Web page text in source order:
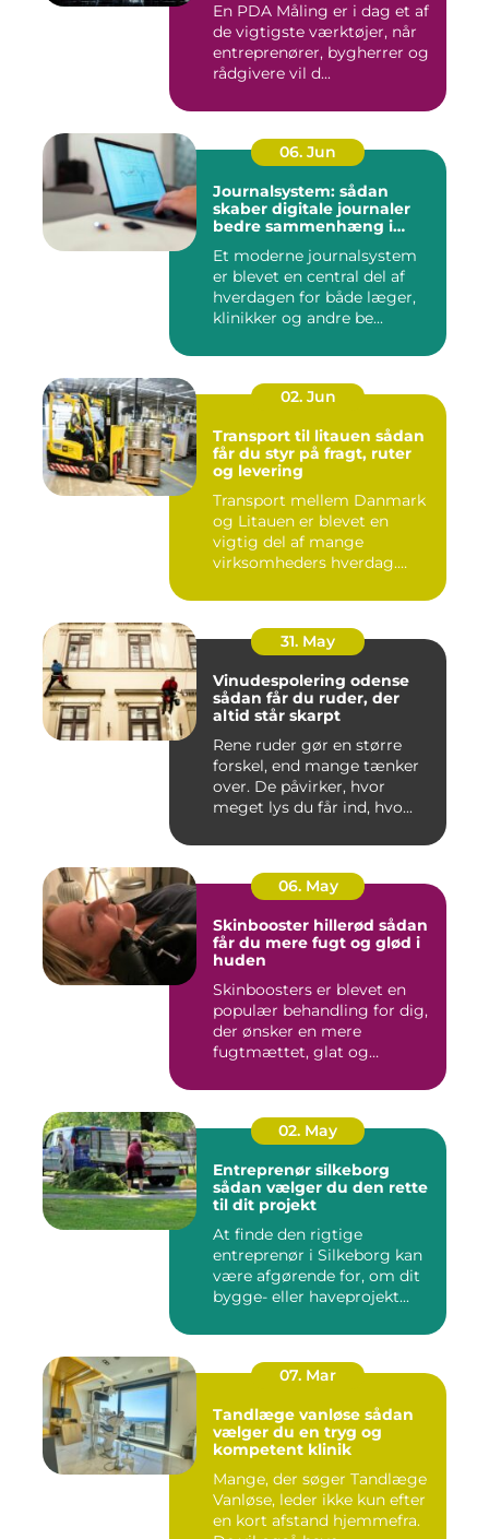
En PDA Måling er i dag et af
de vigtigste værktøjer, når
entreprenører, bygherrer og
rådgivere vil d...
06. Jun
Journalsystem: sådan
skaber digitale journaler
bedre sammenhæng i
Et moderne journalsystem
er blevet en central del af
hverdagen for både læger,
klinikker og andre be...
02. Jun
Transport til litauen sådan
får du styr på fragt, ruter
og levering
Transport mellem Danmark
og Litauen er blevet en
vigtig del af mange
virksomheders hverdag.
31. May
Vinudespolering odense
sådan får du ruder, der
altid står skarpt
Rene ruder gør en større
forskel, end mange tænker
over. De påvirker, hvor
meget lys du får ind, hvo...
06. May
Skinbooster hillerød sådan
får du mere fugt og glød i
huden
Skinboosters er blevet en
populær behandling for dig,
der ønsker en mere
fugtmættet, glat og
02. May
Entreprenør silkeborg
sådan vælger du den rette
til dit projekt
At finde den rigtige
entreprenør i Silkeborg kan
være afgørende for, om dit
bygge- eller haveprojekt...
07. Mar
Tandlæge vanløse sådan
vælger du en tryg og
kompetent klinik
Mange, der søger Tandlæge
Vanløse, leder ikke kun efter
en kort afstand hjemmefra.